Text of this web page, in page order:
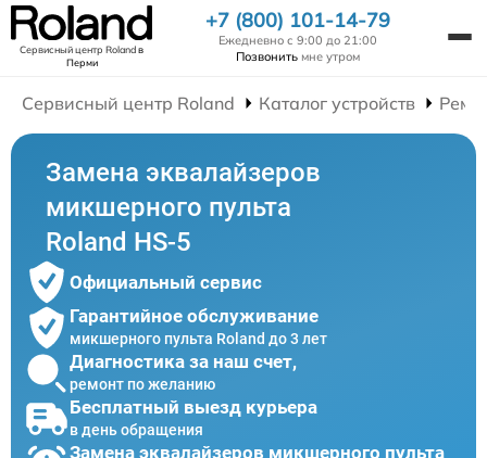
Сервисный центр Rolandв
Перми
+7 (800) 101-14-79
Ежедневно с 9:00 до 21:00
Позвонить мне утром
Сервисный центр Roland Каталог устройств
Замена эквалайзеров
микшерного пульта
Roland HS-5
Официальный сервис
Гарантийное обслуживание
микшерного пульта Roland до 3 лет
Диагностика за наш счет,
ремонт по желанию
Бесплатный выезд курьера
в день обращения
Замена эквалайзеров микшерного пульта